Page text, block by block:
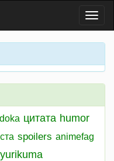
цитата humor
spoilers animefag
yurikuma